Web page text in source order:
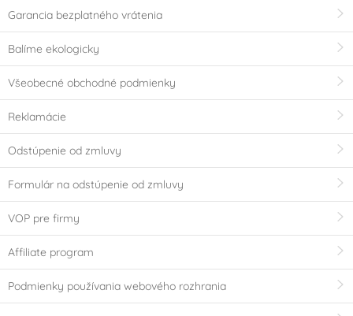
Garancia bezplatného vrátenia
Balíme ekologicky
Všeobecné obchodné podmienky
Reklamácie
Odstúpenie od zmluvy
Formulár na odstúpenie od zmluvy
VOP pre firmy
Affiliate program
Podmienky používania webového rozhrania